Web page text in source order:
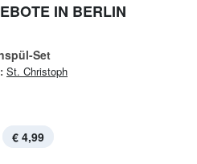
IN BERLIN
Set
St. Christoph
€ 4,99